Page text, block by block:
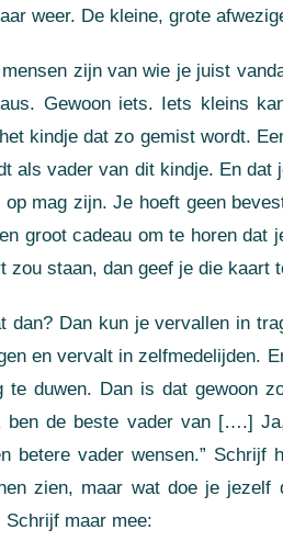
weer. De kleine, grote
zijn van wie je juist
Gewoon iets. Iets kleins
kindje dat zo gemist wordt.
als vader van dit kindje. En dat
mag zijn. Je hoeft geen
groot cadeau om te horen dat
zou staan, dan geef je die kaart
dan? Dan kun je vervallen in
en vervalt in zelfmedelijden.
duwen. Dan is dat gewoon
ben de beste vader van [….]
vader wensen.” Schrijf
zien, maar wat doe je
Schrijf maar mee: